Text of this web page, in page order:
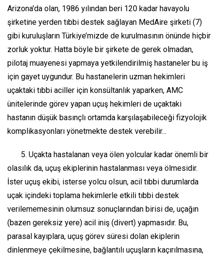
Arizona'da olan, 1986 yılından beri 120 kadar havayolu
şirketine yerden tıbbi destek sağlayan MedAire şirketi (7)
gibi kuruluşların Türkiye’mizde de kurulmasının önünde hiçbir
zorluk yoktur. Hatta böyle bir şirkete de gerek olmadan,
pilotaj muayenesi yapmaya yetkilendirilmiş hastaneler bu iş
için gayet uygundur. Bu hastanelerin uzman hekimleri
uçaktaki tıbbi aciller için konsültanlık yaparken, AMC
ünitelerinde görev yapan uçuş hekimleri de uçaktaki
hastanın düşük basınçlı ortamda karşılaşabileceği fizyolojik
komplikasyonları yönetmekte destek verebilir...
5. Uçakta hastalanan veya ölen yolcular kadar önemli bir
olasılık da, uçuş ekiplerinin hastalanması veya ölmesidir.
İster uçuş ekibi, isterse yolcu olsun, acil tıbbi durumlarda
uçak içindeki toplama hekimlerle etkili tıbbi destek
verilememesinin olumsuz sonuçlarından birisi de, uçağın
(bazen gereksiz yere) acil iniş (divert) yapmasıdır. Bu,
parasal kayıplara, uçuş görev süresi dolan ekiplerin
dinlenmeye çekilmesine, bağlantılı uçuşların kaçırılmasına,